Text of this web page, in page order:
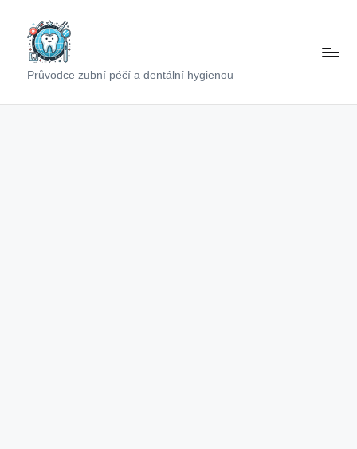
contentPrůvodce zubní péčí a dentální hygienou